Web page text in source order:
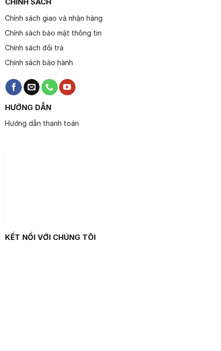
CHÍNH SÁCH
Chính sách giao và nhận hàng
Chính sách bảo mật thông tin
Chính sách đổi trả
Chính sách bảo hành
HƯỚNG DẪN
Hướng dẫn thanh toán
KẾT NỐI VỚI CHÚNG TÔI